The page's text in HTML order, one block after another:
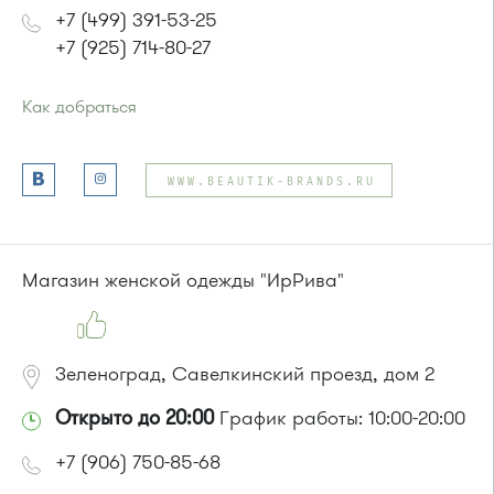
+7 (499) 391-53-25
+7 (925) 714-80-27
Как добраться
Автобусы № 2, 3, 9, 11, 19, 31, 32.
Маршрутка № 409м, 419м
Автобусы № 1, 3, 8, 11, 19, 29, 32, 400, 400э.
WWW.BEAUTIK-BRANDS.RU
Магазин женской одежды "ИрРива"
Зеленоград, Савелкинский проезд, дом 2
Открыто до 20:00График работы: 10:00-20:00
+7 (906) 750-85-68